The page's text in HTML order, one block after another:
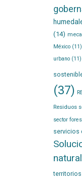
(14)
México(11)
urbano(11)
(37)
Residuos
sector
servicios
territorios